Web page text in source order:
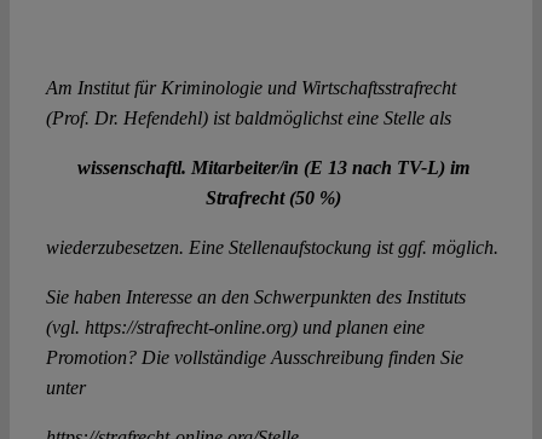
Am Institut für Kriminologie und Wirtschaftsstrafrecht
(Prof. Dr. Hefendehl) ist baldmöglichst eine Stelle als
wissenschaftl. Mitarbeiter/in (E 13 nach TV-L) im
Strafrecht (50 %)
wiederzubesetzen. Eine Stellenaufstockung ist ggf. möglich.
Sie haben Interesse an den Schwerpunkten des Instituts
(vgl. https://strafrecht-online.org) und planen eine
Promotion? Die vollständige Ausschreibung finden Sie
unter